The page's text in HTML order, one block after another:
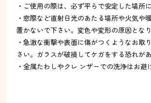
・ご使用の際は、必ず平らで安定した場所
・窓際など直射日光のあたる場所や火気や
置かないで下さい。変色や変形の原因となり
・急激な衝撃や表面に傷がつくようなお取
さい。ガラスが破損してケガをする恐れがあ
・金属たわしやクレ ンザーでの洗浄はお避